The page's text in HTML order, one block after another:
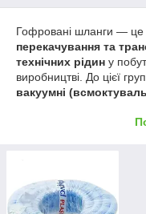
Гофровані шланги — це
перекачування та
технічних рідин у
виробництві. До цієї
вакуумні
відкачування й
Напірні— для подачі